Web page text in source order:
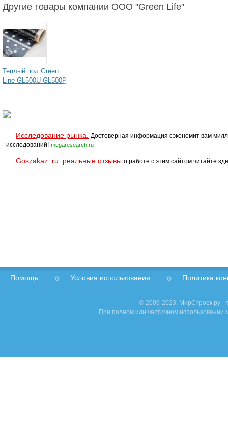
Другие товары компании ООО "Green Life"
Теплый пол Green
Line GL500U GL500P
Исследование рынка.
Достоверная информация сэкономит вам
исследований! megaresearch.ru
Goszakaz. ru: реальные отзывы о работе с этим сайтом читайте
Помощь Условия использования Политика
© 2009-2023, МирСтроек.ру -
При полном или частичном использовании